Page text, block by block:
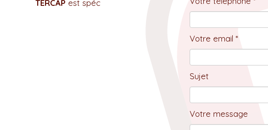
TERCAP est spéc
Votre email *
Sujet
Votre message